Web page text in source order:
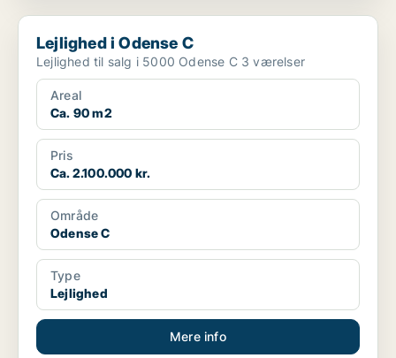
Lejlighed i Odense C
Lejlighed i Odense C
Lejlighed til salg i 5000 Odense C 3 værelser
Areal
Ca. 90 m2
Pris
Ca. 2.100.000 kr.
Område
Odense C
Type
Lejlighed
Mere info